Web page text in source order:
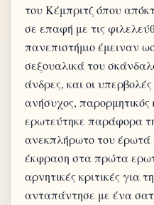
του Κέμπριτζ όπου
σε επαφή με τις
πανεπιστήμιο έμειναν
σεξουαλικά του
άνδρες, και οι
ανήσυχος, παρορμητικός
ερωτεύτηκε παράφορα
ανεκπλήρωτο του έρωτά
έκφραση στα πρώτα
αρνητικές κριτικές για
ανταπάντησε με ένα